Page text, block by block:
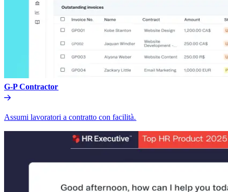
G-P Contractor​​
Assumi lavoratori a contratto con facilità.​​